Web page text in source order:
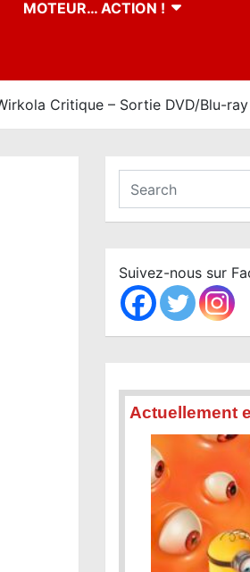
MOTEUR… ACTION !
Critique – Sortie DVD/Blu-ray
a
c
h
Suivez-nous sur
Actuellement